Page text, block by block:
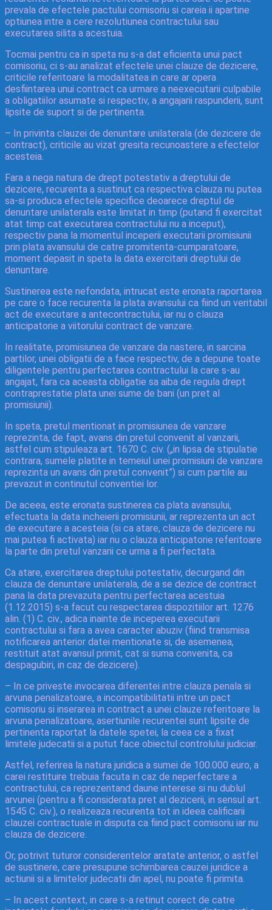
prevala de efectele pactului comisoriu si careia ii apartine
optiunea intre a cere rezolutiunea contractului sau
executarea silita a acestuia.
Tocmai pentru ca in speta nu s-a dat eficienta unui pact
comisoriu, ci s-au analizat efectele unei clauze de dezicere,
criticile referitoare la modalitatea in care ar opera
desfiintarea unui contract ca urmare a neexecutarii culpabile
a obligatiilor asumate si respectiv, a angajarii raspunderii, sunt
lipsite de suport si de pertinenta.
– In privinta clauzei de denuntare unilaterala (de dezicere de
contract), criticile au vizat gresita recunoastere a efectelor
acesteia.
Fara a nega natura de drept potestativ a dreptului de
dezicere, recurenta a sustinut ca respectiva clauza nu putea
sa-si produca efectele specifice deoarece dreptul de
denuntare unilaterala este limitat in timp (putand fi exercitat
atat timp cat executarea contractului nu a inceput),
respectiv pana la momentul inceperii executarii promisiunii
prin plata avansului de catre promitenta-cumparatoare,
moment depasit in speta la data exercitarii dreptului de
denuntare.
Sustinerea este nefondata, intrucat este eronata raportarea
pe care o face recurenta la plata avansului ca fiind un veritabil
act de executare a antecontractului, iar nu o clauza
anticipatorie a viitorului contract de vanzare.
In realitate, promisiunea de vanzare da nastere, in sarcina
partilor, unei obligatii de a face respectiv, de a depune toate
diligentele pentru perfectarea contractului la care s-au
angajat, fara ca aceasta obligatie sa aiba de regula drept
contraprestatie plata unei sume de bani (un pret al
promisiunii).
In speta, pretul mentionat in promisiunea de vanzare
reprezinta, de fapt, avans din pretul convenit al vanzarii,
astfel cum stipuleaza art. 1670 C. civ. („in lipsa de stipulatie
contrara, sumele platite in temeiul unei promisiuni de vanzare
reprezinta un avans din pretul convenit”) si cum partile au
prevazut in continutul conventiei lor.
De aceea, este eronata sustinerea ca plata avansului,
efectuata la data incheierii promisiunii, ar reprezenta un act
de executare a acesteia (si ca atare, clauza de dezicere nu
mai putea fi activata) iar nu o clauza anticipatorie referitoare
la parte din pretul vanzarii ce urma a fi perfectata.
Ca atare, exercitarea dreptului potestativ, decurgand din
clauza de denuntare unilaterala, de a se dezice de contract
pana la data prevazuta pentru perfectarea acestuia
(1.12.2015) s-a facut cu respectarea dispozitiilor art. 1276
alin. (1) C. civ., adica inainte de inceperea executarii
contractului si fara a avea caracter abuziv (fiind transmisa
notificarea anterior datei mentionate si, de asemenea,
restituit atat avansul primit, cat si suma convenita, ca
despagubiri, in caz de dezicere).
– In ce priveste invocarea diferentei intre clauza penala si
arvuna penalizatoare, a incompatibilitatii intre un pact
comisoriu si inserarea in contract a unei clauze referitoare la
arvuna penalizatoare, asertiunile recurentei sunt lipsite de
pertinenta raportat la datele spetei, la ceea ce a fixat
limitele judecatii si a putut face obiectul controlului judiciar.
Astfel, referirea la natura juridica a sumei de 100.000 euro, a
carei restituire trebuia facuta in caz de neperfectare a
contractului, ca reprezentand daune interese si nu dublul
arvunei (pentru a fi considerata pret al dezicerii, in sensul art.
1545 C. civ.), o realizeaza recurenta tot in ideea calificarii
clauzei contractuale in disputa ca fiind pact comisoriu iar nu
clauza de dezicere.
Or, potrivit tuturor considerentelor aratate anterior, o astfel
de sustinere, care presupune schimbarea cauzei juridice a
actiunii si a limitelor judecatii din apel, nu poate fi primita.
– In acest context, in care s-a retinut corect de catre